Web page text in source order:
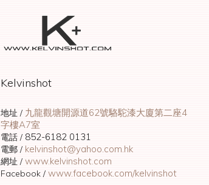
Kelvinshot
地址 / 九龍觀塘開源道62號駱駝漆大廈第二座4
字樓A7室
電話 / 852-6182 0131
電郵 / kelvinshot@yahoo.com.hk
網址 / www.kelvinshot.com
Facebook / www.facebook.com/kelvinshot